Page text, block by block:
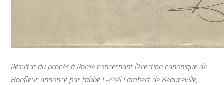
Résultat du procès à Rome concernant l’érection canonique de
Honfleur annoncé par l’abbé L-Zoël Lambert de Beauceville,